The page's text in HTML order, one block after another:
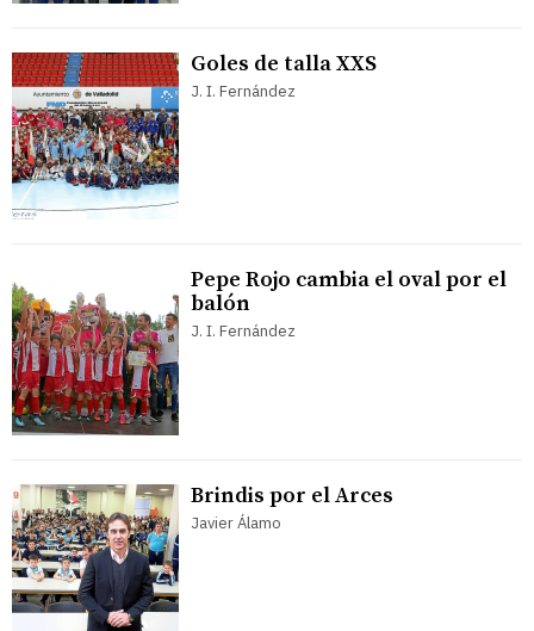
Goles de talla XXS
J. I. Fernández
Pepe Rojo cambia el oval por el
balón
J. I. Fernández
Brindis por el Arces
Javier Álamo